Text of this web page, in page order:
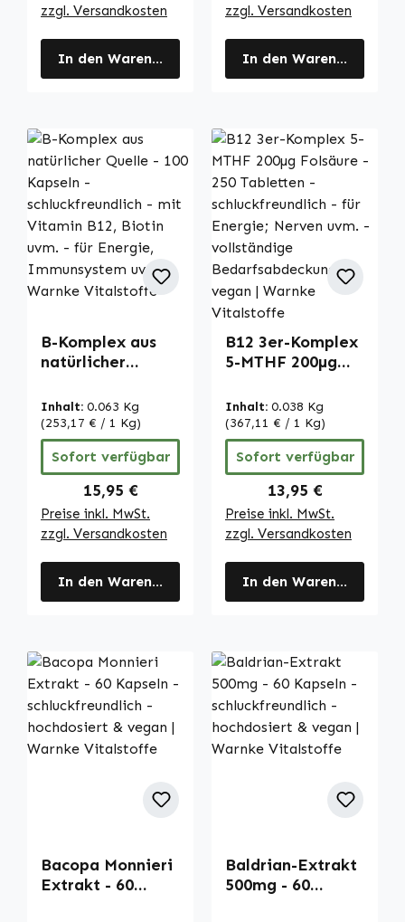
zzgl. Versandkosten
In den Warenkorb
zzgl. Versandkosten
In den Warenkorb
B-Komplex aus
natürlicher
Kapseln -
schluckfreundlich
- mit Vitamin
B12, Biotin uvm. -
für Energie,
Immunsystem
uvm. | Warnke
Vitalstoffe
Inhalt: 0.063 Kg
(253,17 € / 1 Kg)
Sofort verfügbar
Regulärer Preis:
15,95 €
Preise inkl. MwSt.
zzgl. Versandkosten
In den Warenkorb
B12 3er-Komplex
5-MTHF 200µg
Tabletten -
schluckfreundlich
- für Energie;
Nerven uvm. -
vollständige
Bedarfsabdeckun
g - vegan |
Warnke
Vitalstoffe
Inhalt: 0.038 Kg
(367,11 € / 1 Kg)
Sofort verfügbar
Regulärer Preis:
13,95 €
Preise inkl. MwSt.
zzgl. Versandkosten
In den Warenkorb
Bacopa Monnieri
Extrakt - 60
Baldrian-Extrakt
500mg - 60